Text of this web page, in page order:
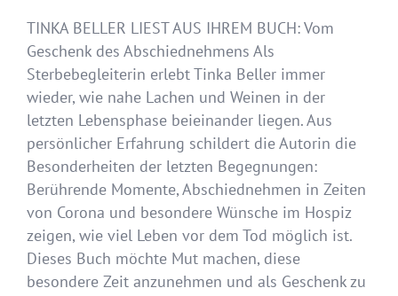
TINKA BELLER LIEST AUS IHREM BUCH: Vom
Geschenk des Abschiednehmens Als
Sterbebegleiterin erlebt Tinka Beller immer
wieder, wie nahe Lachen und Weinen in der
letzten Lebensphase beieinander liegen. Aus
persönlicher Erfahrung schildert die Autorin die
Besonderheiten der letzten Begegnungen:
Berührende Momente, Abschiednehmen in Zeiten
von Corona und besondere Wünsche im Hospiz
zeigen, wie viel Leben vor dem Tod möglich ist.
Dieses Buch möchte Mut machen, diese
besondere Zeit anzunehmen und als Geschenk zu